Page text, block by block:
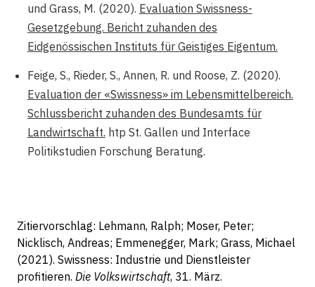
und Grass, M. (2020). Evaluation Swissness-
Gesetzgebung. Bericht zuhanden des
Eidgenössischen Instituts für Geistiges Eigentum.
Feige, S., Rieder, S., Annen, R. und Roose, Z. (2020).
Evaluation der «Swissness» im Lebensmittelbereich.
Schlussbericht zuhanden des Bundesamts für
Landwirtschaft. htp St. Gallen und Interface
Politikstudien Forschung Beratung.
Zitiervorschlag: Lehmann, Ralph; Moser, Peter;
Nicklisch, Andreas; Emmenegger, Mark; Grass, Michael
(2021). Swissness: Industrie und Dienstleister
profitieren. Die Volkswirtschaft, 31. März.